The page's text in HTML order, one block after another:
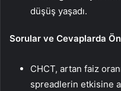
düşüş yaşadı.
Sorular ve Cevaplarda
CHCT, artan faiz oranı
spreadlerin etkisine